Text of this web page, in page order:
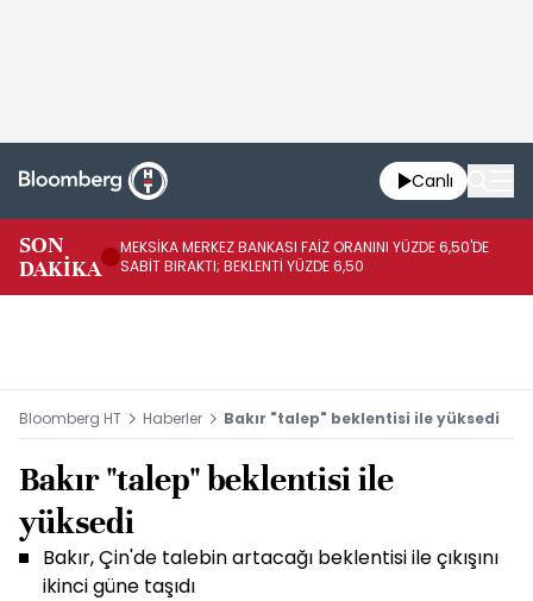
Canlı
SON
DAKİKA
MEKSİKA MERKEZ BANKASI FAİZ ORANINI YÜZDE 6,50'DE
SABİT BIRAKTI; BEKLENTİ YÜZDE 6,50
Bloomberg HT Haberler Bakır "talep" beklentisi ile yüksedi
Bakır "talep" beklentisi ile
yüksedi
Bakır, Çin'de talebin artacağı beklentisi ile çıkışını
ikinci güne taşıdı